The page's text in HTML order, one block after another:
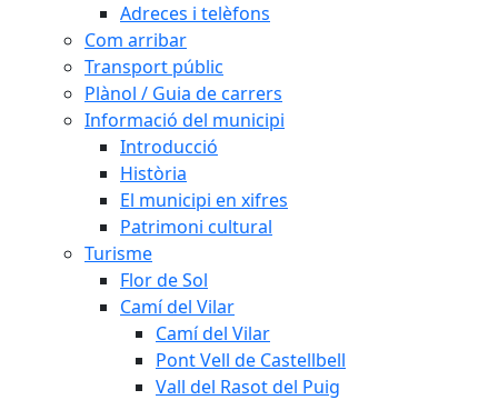
Adreces i telèfons
Com arribar
Transport públic
Plànol / Guia de carrers
Informació del municipi
Introducció
Història
El municipi en xifres
Patrimoni cultural
Turisme
Flor de Sol
Camí del Vilar
Camí del Vilar
Pont Vell de Castellbell
Vall del Rasot del Puig